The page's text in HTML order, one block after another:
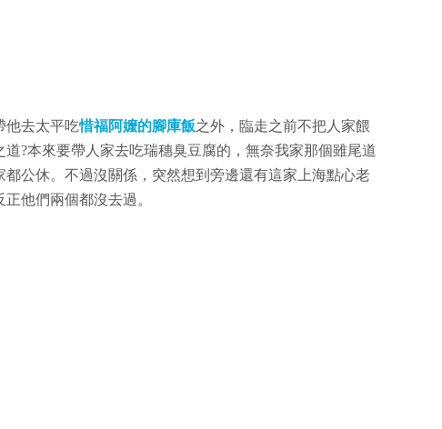
他去太平吃惜福阿嬤的腳庫飯之外，臨走之前不把人家餵
道?本來要帶人家去吃瑞穗臭豆腐的，無奈我家那個雖尾道
都公休。不過沒關係，突然想到旁邊還有這家上海點心老
他們兩個都沒去過。